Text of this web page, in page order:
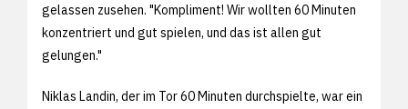
gelassen zusehen. "Kompliment! Wir wollten 60 Minuten
konzentriert und gut spielen, und das ist allen gut
gelungen."
Niklas Landin, der im Tor 60 Minuten durchspielte, war ein